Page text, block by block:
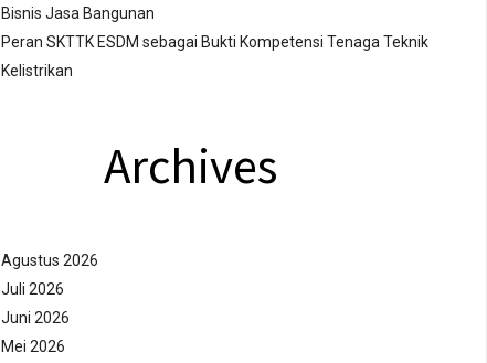
Bisnis Jasa Bangunan
Peran SKTTK ESDM sebagai Bukti Kompetensi Tenaga Teknik
Kelistrikan
Archives
Agustus 2026
Juli 2026
Juni 2026
Mei 2026